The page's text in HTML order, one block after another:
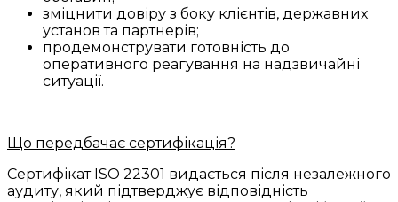
зміцнити довіру з боку клієнтів, державних
установ та партнерів;
продемонструвати готовність до
оперативного реагування на надзвичайні
ситуації.
Що передбачає сертифікація?
Сертифікат ISO 22301 видається після незалежного
аудиту, який підтверджує відповідність